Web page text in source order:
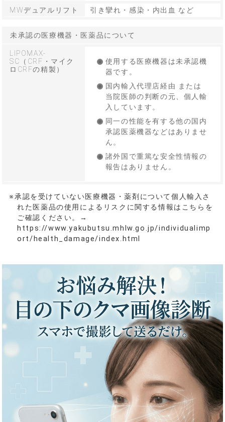
MWデュアルリフト
引き攣れ・感染・内出血 など
未承認の医療機器・医薬品について
LIPOMAX-
SC（CRF・マイク
ロCRFの精製）
使用する医療機器は未承認機
器です。
国内輸入代理店経由 または
当院医師の判断の元、個人輸
入しています。
同一の性能を有する他の国内
承認医薬機器などはありませ
ん。
諸外国で重篤な安全性情報の
報告はありません。
※承認を受けていない医療機器・薬剤について個人輸入さ
れた医薬品の使用によるリスクに関する情報はこちらを
ご確認ください。→
https://www.yakubutsu.mhlw.go.jp/individualimp
ort/health_damage/index.html